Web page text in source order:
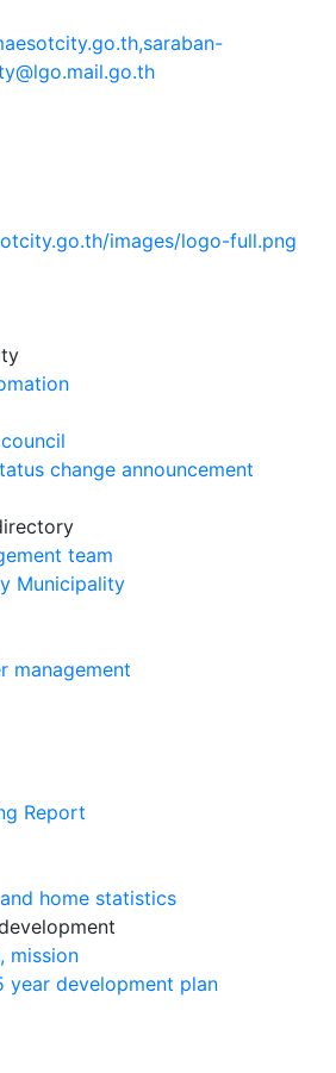
,saraban-
change announcement
team
Municipality
management
Report
home statistics
mission
year development plan